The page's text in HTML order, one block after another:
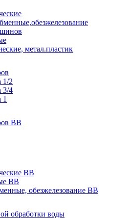
метал.пластик
1/2
3/4
1
ВВ
ВВ
ВВ
обезжелезование ВВ
обработки воды